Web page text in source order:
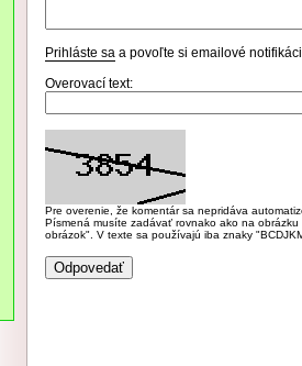
Prihláste sa a povoľte si emailové
Overovací text:
Pre overenie, že komentár sa nepridáva
Písmená musíte zadávať rovnako ako na
obrázok". V texte sa používajú iba znaky